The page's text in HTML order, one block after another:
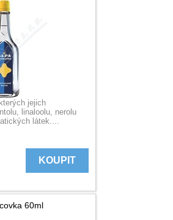
jejich
linaloolu, nerolu
látek....
KOUPIT
60ml